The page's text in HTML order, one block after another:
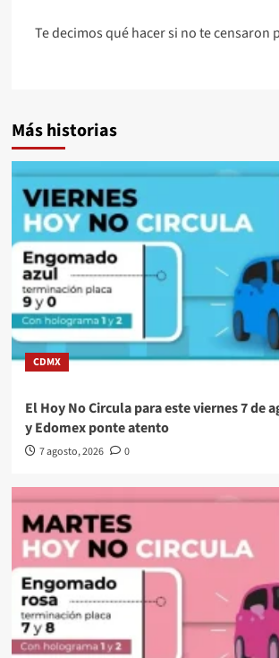
Te decimos qué hacer si no te censaron
Más historias
CDMX
El Hoy No Circula para este viernes 7 de
y Edomex ponte atento
7 agosto, 2026 0